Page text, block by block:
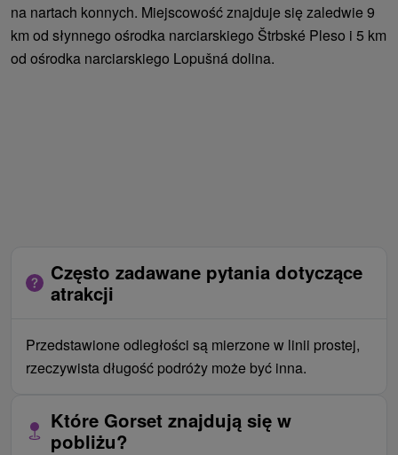
na nartach konnych. Miejscowość znajduje się zaledwie 9
km od słynnego ośrodka narciarskiego Štrbské Pleso i 5 km
od ośrodka narciarskiego Lopušná dolina.
Często zadawane pytania dotyczące
atrakcji
Przedstawione odległości są mierzone w linii prostej,
rzeczywista długość podróży może być inna.
Które Gorset znajdują się w
pobliżu?